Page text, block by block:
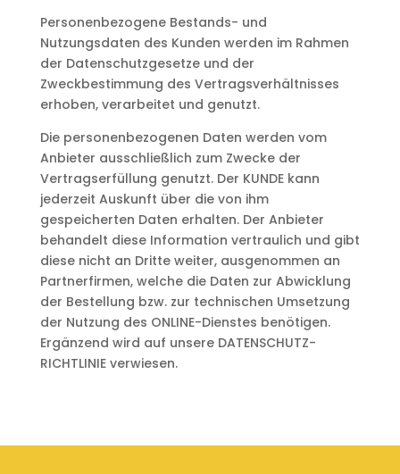
Personenbezogene Bestands- und
Nutzungsdaten des Kunden werden im Rahmen
der Datenschutzgesetze und der
Zweckbestimmung des Vertragsverhältnisses
erhoben, verarbeitet und genutzt.
Die personenbezogenen Daten werden vom
Anbieter ausschließlich zum Zwecke der
Vertragserfüllung genutzt. Der KUNDE kann
jederzeit Auskunft über die von ihm
gespeicherten Daten erhalten. Der Anbieter
behandelt diese Information vertraulich und gibt
diese nicht an Dritte weiter, ausgenommen an
Partnerfirmen, welche die Daten zur Abwicklung
der Bestellung bzw. zur technischen Umsetzung
der Nutzung des ONLINE-Dienstes benötigen.
Ergänzend wird auf unsere DATENSCHUTZ-
RICHTLINIE verwiesen.